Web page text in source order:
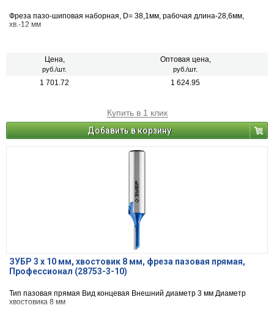
Фреза пазо-шиповая наборная, D= 38,1мм, рабочая длина-28,6мм,
хв.-12 мм
Цена,
руб./шт.
Оптовая цена,
руб./шт.
1 701.72 1 624.95
Купить в 1 клик
Добавить в корзину
ЗУБР 3 x 10 мм, хвостовик 8 мм, фреза пазовая прямая,
Профессионал (28753-3-10)
Тип пазовая прямая Вид концевая Внешний диаметр 3 мм Диаметр
хвостовика 8 мм